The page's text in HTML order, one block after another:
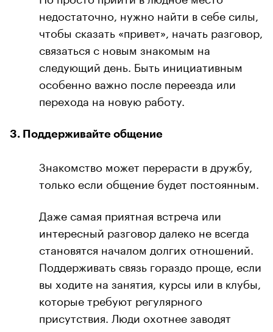
недостаточно, нужно найти в себе силы,
чтобы сказать «привет», начать разговор,
связаться с новым знакомым на
следующий день. Быть инициативным
особенно важно после переезда или
перехода на новую работу.
3. Поддерживайте общение
Знакомство может перерасти в дружбу,
только если общение будет постоянным.
Даже самая приятная встреча или
интересный разговор далеко не всегда
становятся началом долгих отношений.
Поддерживать связь гораздо проще, если
вы ходите на занятия, курсы или в клубы,
которые требуют регулярного
присутствия. Люди охотнее заводят